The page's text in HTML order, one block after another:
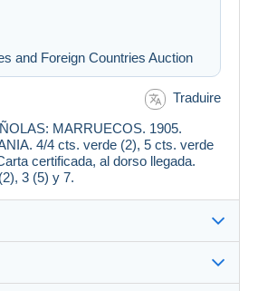
and Foreign Countries Auction
Traduire
MARRUECOS. 1905.
4/4 cts. verde (2), 5 cts. verde
certificada, al dorso llegada.
3 (5) y 7.